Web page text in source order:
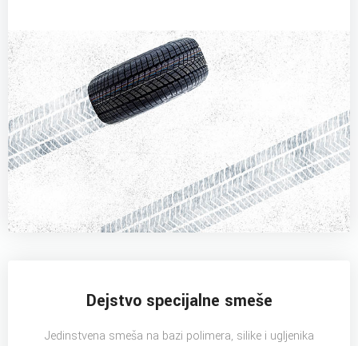
Dejstvo specijalne smeše
Jedinstvena smeša na bazi polimera, silike i ugljenika